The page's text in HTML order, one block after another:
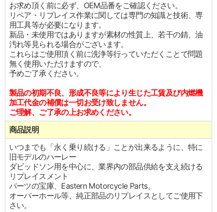
お求め頂く前に必ず、OEM品番をご確認ください。
リペア・リプレイス作業に関しては専門の知識と技術、専
用工具等が必要になります。
新品・未使用ではありますが素材の性質上、若干の錆、油
汚れ等見られる場合がございます。
これらはご使用頂く前に洗浄等行っていただくことで問題
無く使用いただけますので、
予めご了承ください。
製品の初期不良、形成不良等により生じた工賃及び内燃機
加工代金の補償は一切お受け致しません。
ご理解、ご了承の上お求めください。
商品説明
いつまでも「永く乗り続ける」ことが出来るように、特に
旧モデルのハーレー
ダビッドソン用を中心に、業界内の部品供給を支え続ける
リプレイスメント
パーツの宝庫、Eastern Motorcycle Parts。
オーバーホール等、純正部品のリプレイスとしてご使用下
さい。